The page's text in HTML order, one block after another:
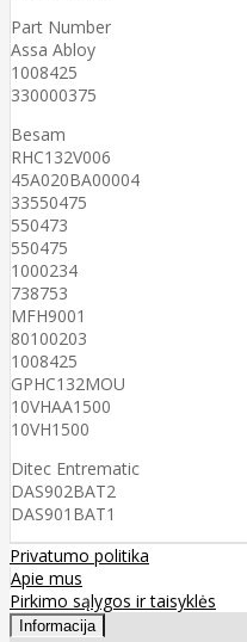
Part Number
Assa Abloy
1008425
330000375
Besam
RHC132V006
45A020BA00004
33550475
550473
550475
1000234
738753
MFH9001
80100203
1008425
GPHC132MOU
10VHAA1500
10VH1500
Ditec Entrematic
DAS902BAT2
DAS901BAT1
Privatumo politika
Apie mus
Pirkimo sąlygos ir taisyklės
Informacija